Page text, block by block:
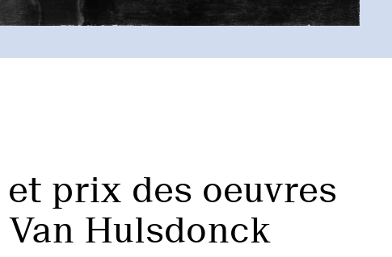
prix des oeuvres
Hulsdonck